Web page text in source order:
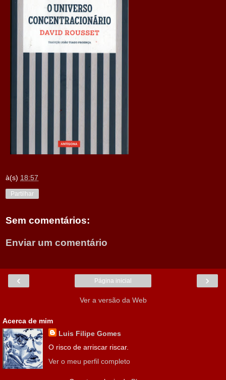
à(s) 18:57
Partilhar
Sem comentários:
Enviar um comentário
‹ ›
Página inicial
Ver a versão da Web
Acerca de mim
Luis Filipe Gomes
O risco de arriscar riscar.
Ver o meu perfil completo